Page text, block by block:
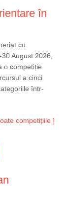
în
cu
August 2026,
o competiție
a cinci
într-
competițiile ]